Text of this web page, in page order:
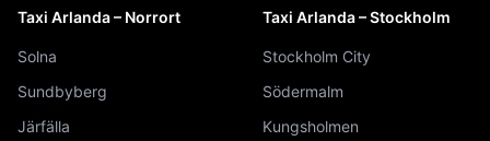
Taxi Arlanda – Norrort
Solna
Sundbyberg
Järfälla
Taxi Arlanda – Stockholm
Stockholm City
Södermalm
Kungsholmen